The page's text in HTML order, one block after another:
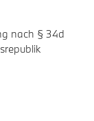
nach § 34d